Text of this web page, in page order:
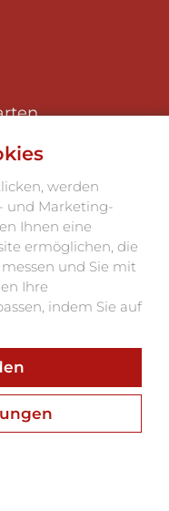
werden
und Marketing-
Ihnen eine
ermöglichen, die
und Sie mit
Ihre
indem Sie auf